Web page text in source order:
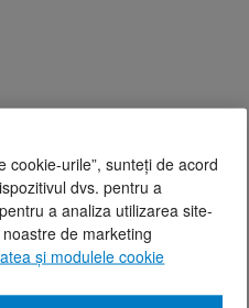
cookie-urile”, sunteți de acord
dvs. pentru a
a analiza utilizarea site-
de marketing
și modulele cookie